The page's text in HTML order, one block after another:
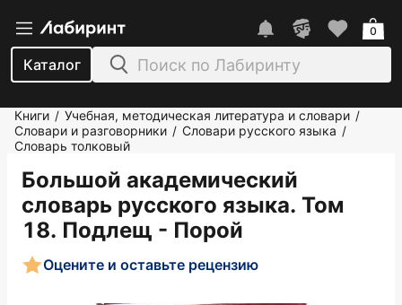
Каталог
0
Книги / Учебная, методическая литература и словари /
Словари и разговорники / Словари русского языка /
Словарь толковый
Большой академический
словарь русского языка. Том
18. Подлещ - Порой
Оцените и оставьте рецензию